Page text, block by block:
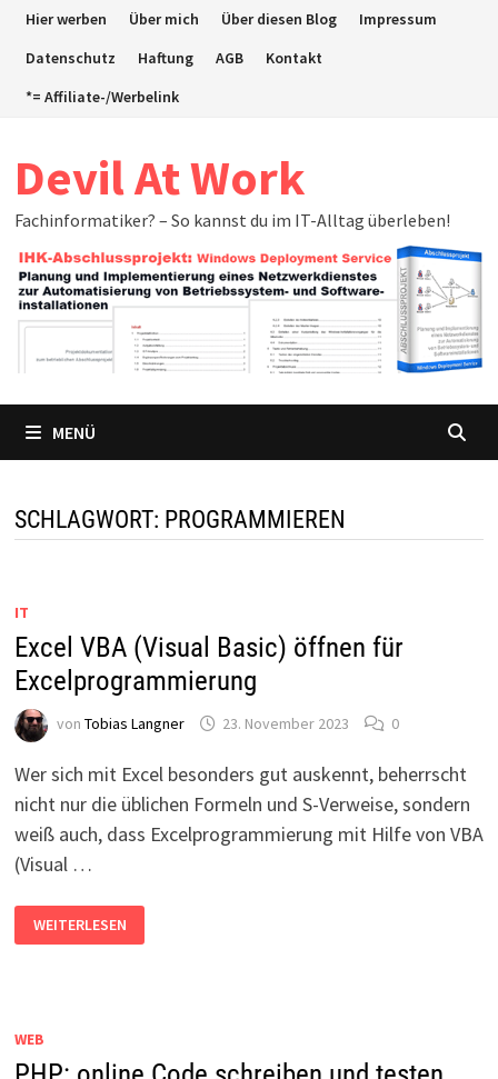
ZumHier werben Über mich Über diesen Blog
Impressum
Datenschutz
Haftung AGB
Kontakt
*= Affiliate-/Werbelink
Devil At Work
Fachinformatiker? – So kannst du im IT-Alltag überleben!
MENÜ
SCHLAGWORT: PROGRAMMIEREN
IT
Excel VBA (Visual Basic) öffnen für
Excelprogrammierung
von Tobias Langner 23. November 2023 0
Wer sich mit Excel besonders gut auskennt, beherrscht
nicht nur die üblichen Formeln und S-Verweise, sondern
weiß auch, dass Excelprogrammierung mit Hilfe von VBA
(Visual …
EXCEL
VBA
(VISUAL
WEITERLESEN
WEB